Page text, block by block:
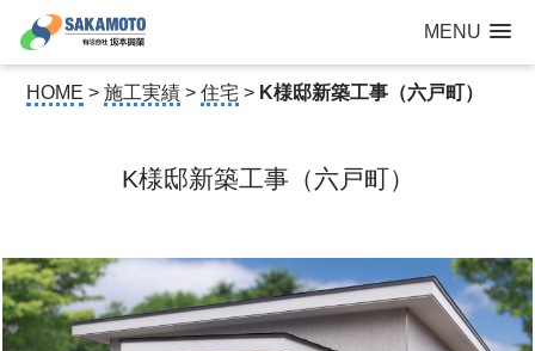
MENU
建設工事なら青森県三沢市の建設会社【有限会社 坂本興業 】
公共建築から住宅建築・土木工事・防犯カメラまで
HOME >施工実績 >住宅 > K様邸新築工事（六戸町）
K様邸新築工事（六戸町）